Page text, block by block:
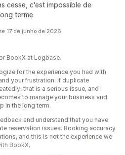
cesse, c'est impossible de
terme
17 de junho de 2026
BookX at Logbase.
for the experience you had with
your frustration. If duplicate
that is a serious issue, and I
to manage your business and
in the long term.
and understand that you have
reservation issues. Booking accuracy
and this is not the experience we
BookX.